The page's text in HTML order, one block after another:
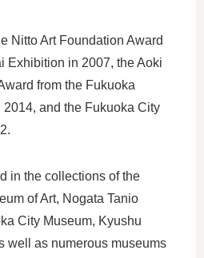
Nitto Art Foundation Award
Exhibition in 2007, the Aoki
from the Fukuoka
and the Fukuoka City
in the collections of the
of Art, Nogata Tanio
City Museum, Kyushu
well as numerous museums